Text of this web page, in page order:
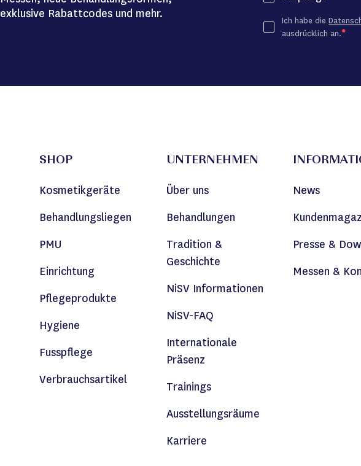
exklusive Rabattcodes und mehr.
Ich habe die
ausdrücklich an.
SHOP
Kosmetikgeräte
Behandlungsliegen
PMU
Einrichtung
Pflegeprodukte
Hygiene
Fusspflege
Verbrauchsartikel
UNTERNEHMEN
Über uns
Behandlungen
Tradition &
Geschichte
NiSV Informationen
NiSV-FAQ
Internationale
Präsenz
Trainings
Ausstellungsräume
Karriere
News
Presse &
Messen &